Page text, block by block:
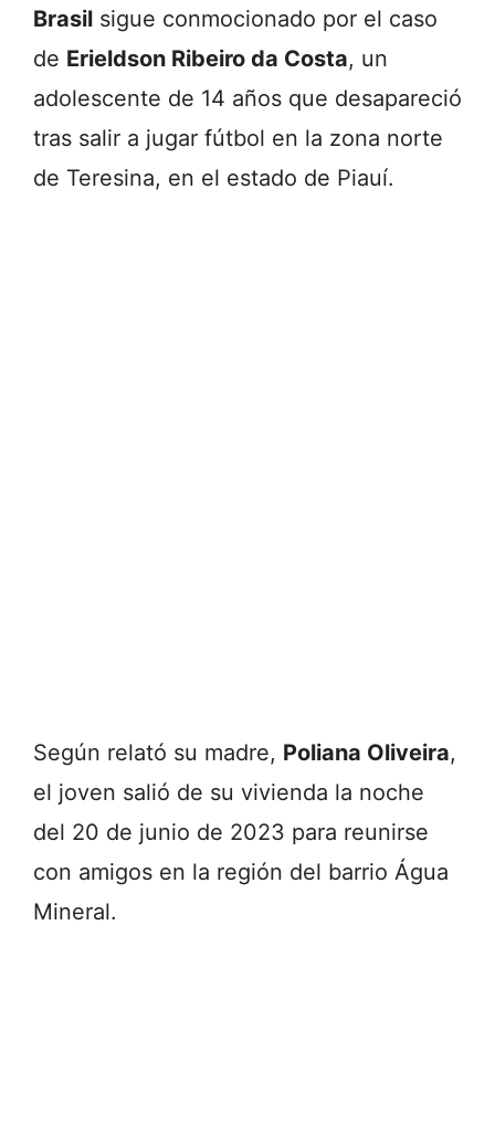
Brasil sigue conmocionado por el caso
de Erieldson Ribeiro da Costa, un
adolescente de 14 años que desapareció
tras salir a jugar fútbol en la zona norte
de Teresina, en el estado de Piauí.
Según relató su madre, Poliana Oliveira,
el joven salió de su vivienda la noche
del 20 de junio de 2023 para reunirse
con amigos en la región del barrio Água
Mineral.